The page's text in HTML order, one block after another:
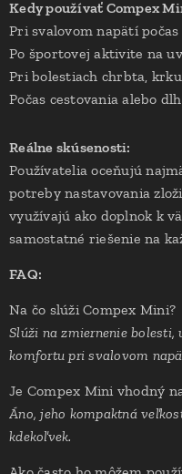
Kedy používať Compex
Pri svalovom napätí počas
Po športovej aktivite na
Pri bolestiach chrbta,
Počas cestovania alebo
Reálne skúsenosti:
Používatelia oceňujú
potreby nastavovania
využívajú ako doplnok k
samostatné riešenie na
FAQ:
Na čo slúži Compex Mini?
Slúži na zmiernenie bolesti,
komfortu pri svalovom
Je Compex Mini vhodný
Áno, jeho kompaktná
kdekoľvek.